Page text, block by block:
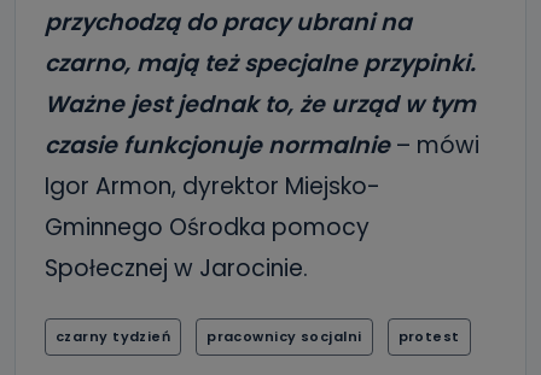
przychodzą do pracy ubrani na
czarno, mają też specjalne przypinki.
Ważne jest jednak to, że urząd w tym
czasie funkcjonuje normalnie– mówi
Igor Armon, dyrektor Miejsko-
Gminnego Ośrodka pomocy
Społecznej w Jarocinie.
czarny tydzień pracownicy socjalni protest